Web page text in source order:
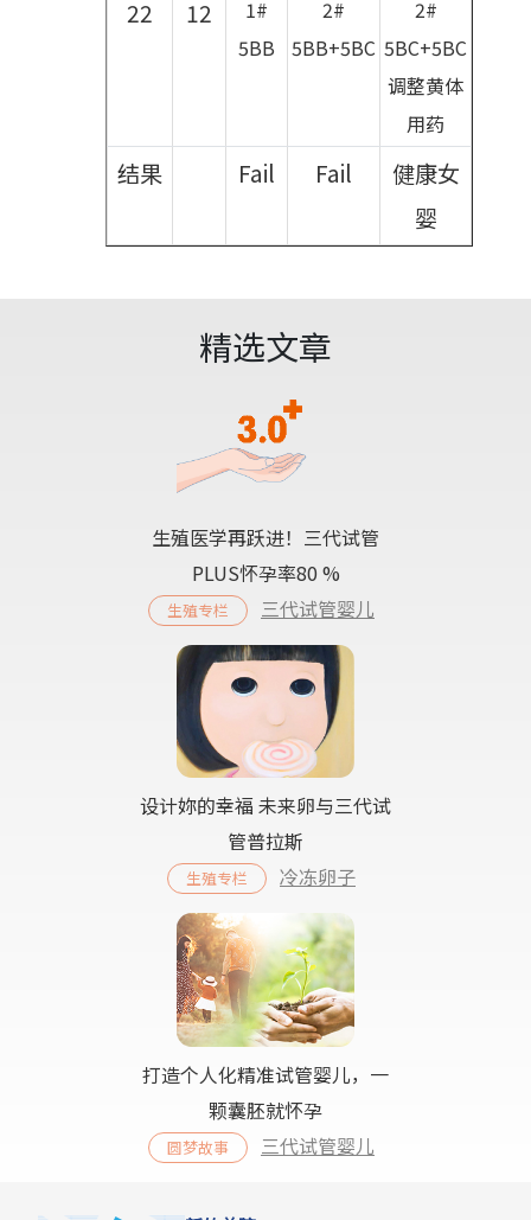
22 12
1#
5BB
2#
5BB+5BC
2#
5BC+5BC
调整黄体
用药
结果 Fail Fail
健康女
婴
精选文章
生殖医学再跃进！三代试管
PLUS怀孕率80 %
生殖专栏 三代试管婴儿
设计妳的幸福 未来卵与三代试
管普拉斯
生殖专栏 冷冻卵子
打造个人化精准试管婴儿，一
颗囊胚就怀孕
圆梦故事 三代试管婴儿